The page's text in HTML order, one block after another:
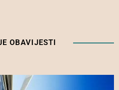
OBAVIJESTI